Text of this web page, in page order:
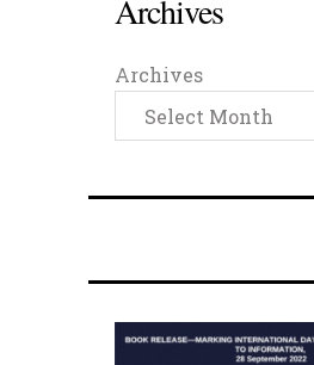
Archives
Archives